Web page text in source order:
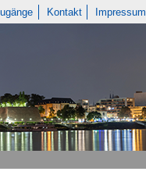
Kontakt Impressum